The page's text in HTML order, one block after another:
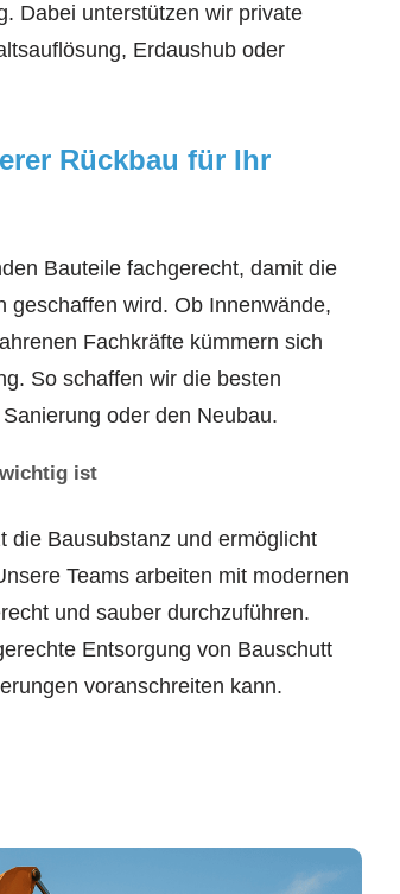
Dabei unterstützen wir private
Erdaushub oder
Rückbau für Ihr
Bauteile fachgerecht, damit die
geschaffen wird. Ob Innenwände,
Fachkräfte kümmern sich
So schaffen wir die besten
oder den Neubau.
ist
die Bausubstanz und ermöglicht
Teams arbeiten mit modernen
und sauber durchzuführen.
Entsorgung von Bauschutt
voranschreiten kann.